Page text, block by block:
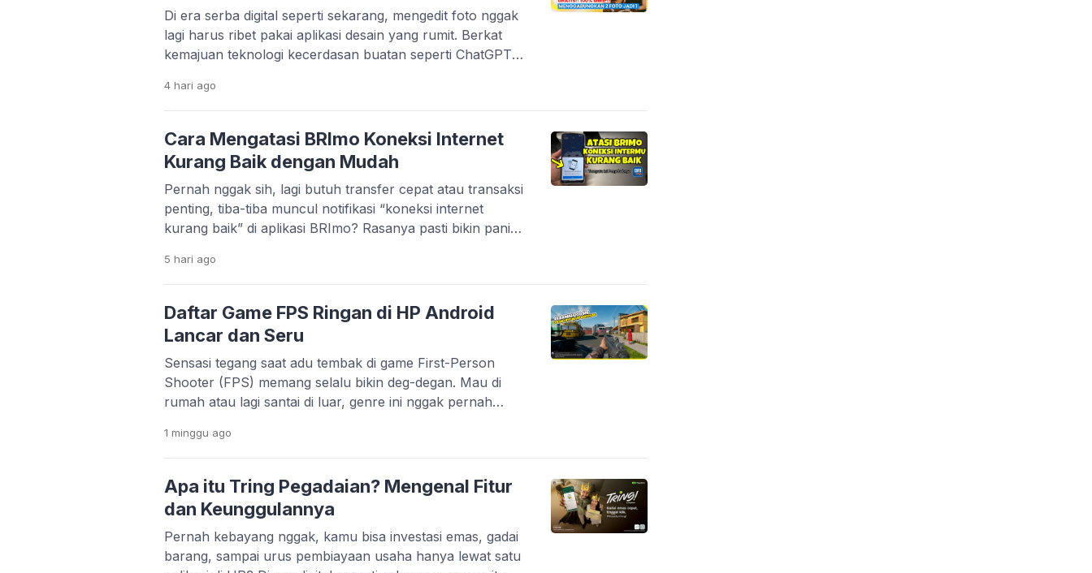
Di era serba digital seperti sekarang, mengedit foto nggak
lagi harus ribet pakai aplikasi desain yang rumit. Berkat
kemajuan teknologi kecerdasan buatan seperti ChatGPT,
tampilan foto jadi lebih estetik dan unik. Mulai dari efek
sinematik ala film, tampilan 3D yang modern, sampai gaya
anime yang lucu, semuanya bisa […]
4 hari ago
Cara Mengatasi BRImo Koneksi Internet
Kurang Baik dengan Mudah
Pernah nggak sih, lagi butuh transfer cepat atau transaksi
penting, tiba-tiba muncul notifikasi “koneksi internet
kurang baik” di aplikasi BRImo? Rasanya pasti bikin panik,
cukup sering dialami oleh nasabah Bank BRI. Tapi tenang,
penyebabnya nggak selalu karena server gangguan.
Justru, dalam banyak kasus, masalahnya berasal dari
pengaturan di […]
5 hari ago
Daftar Game FPS Ringan di HP Android
Lancar dan Seru
Sensasi tegang saat adu tembak di game First-Person
Shooter (FPS) memang selalu bikin deg-degan. Mau di
rumah atau lagi santai di luar, genre ini nggak pernah
orang punya HP flagship dengan storage besar. Banyak
pengguna Android masih pakai HP entry-level yang sering
ngelag kalau dipakai main game berat. Belum […]
1 minggu ago
Apa itu Tring Pegadaian? Mengenal Fitur
dan Keunggulannya
Pernah kebayang nggak, kamu bisa investasi emas, gadai
barang, sampai urus pembiayaan usaha hanya lewat satu